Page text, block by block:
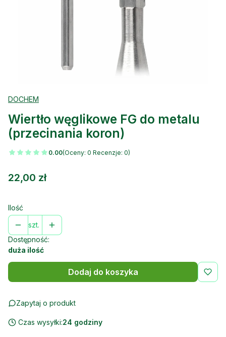
DOCHEM
Wiertło węglikowe FG do metalu
(przecinania koron)
0.00(Oceny: 0 Recenzje: 0)
Cena
22,00 zł
Ilość
szt.
Dostępność:
duża ilość
Dodaj do koszyka
Zapytaj o produkt
Czas wysyłki:24 godziny